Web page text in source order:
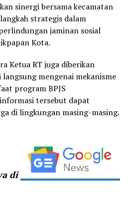
sinergi bersama kecamatan
strategis dalam
jaminan sosial
Kota.
Ketua RT juga diberikan
mengenai mekanisme
program BPJS
tersebut dapat
di lingkungan masing-masing.
di